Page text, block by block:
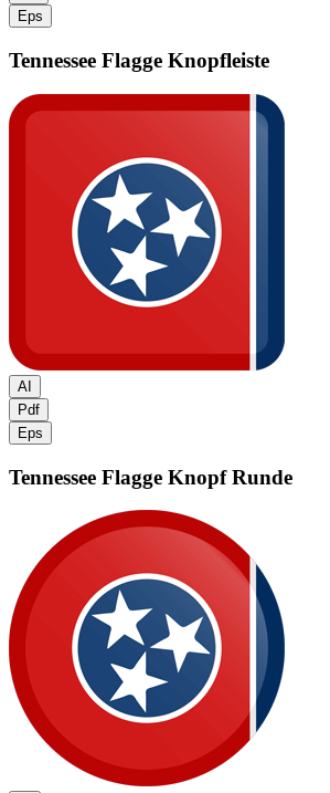
Eps
Tennessee Flagge Knopfleiste
AI
Pdf
Eps
Tennessee Flagge Knopf Runde